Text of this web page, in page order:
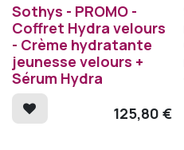
Sothys - PROMO -
Coffret Hydra velours
- Crème hydratante
jeunesse velours +
Sérum Hydra
125,80 €